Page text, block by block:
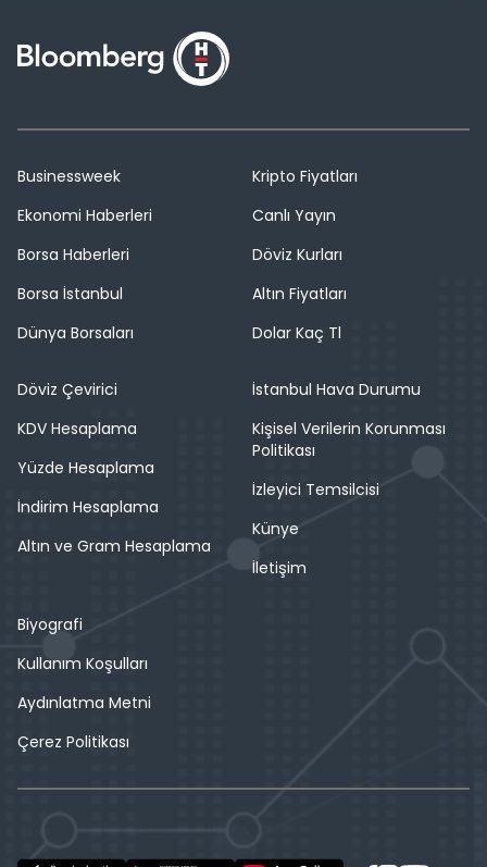
Businessweek
Ekonomi Haberleri
Borsa Haberleri
Borsa İstanbul
Dünya Borsaları
Kripto Fiyatları
Canlı Yayın
Döviz Kurları
Altın Fiyatları
Dolar Kaç Tl
Döviz Çevirici
KDV Hesaplama
Yüzde Hesaplama
İndirim Hesaplama
Altın ve Gram Hesaplama
İstanbul Hava Durumu
Kişisel Verilerin Korunması
Politikası
İzleyici Temsilcisi
Künye
İletişim
Biyografi
Kullanım Koşulları
Aydınlatma Metni
Çerez Politikası